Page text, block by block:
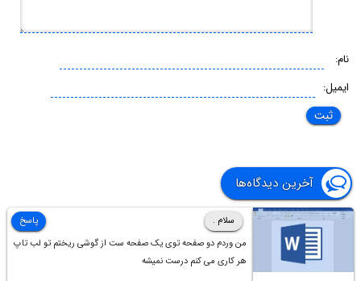
نام:
ایمیل:
آخرین دیدگاه‌ها
سلام .
من وردم دو صفحه توی یک صفحه ست از گوشی ریختم تو لب تاپ
هر کاری می کنم درست نمیشه
پاسخ